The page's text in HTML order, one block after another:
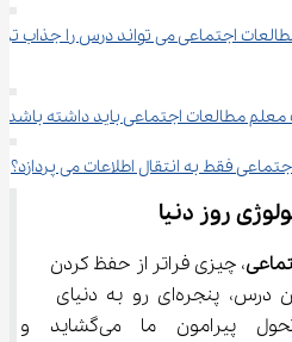
اجتماعی می تواند درس را جذاب تر
فقط به انتقال اطلاعات می پردازد؟
روز دنیا
، چیزی فراتر از حفظ کردن
تاریخ و جغرافیا است. این درس، پنجره‌ای رو به دنیای
پیچیده و در حال تحول